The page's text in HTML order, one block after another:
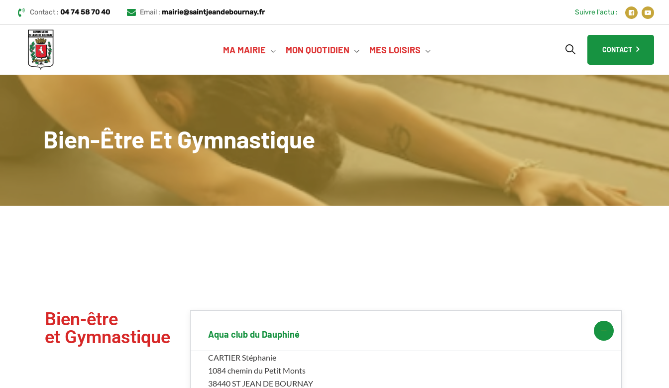
Contact :04 74 58 70 40 Email : mairie@saintjeandebournay.fr Suivre l'actu :
MA MAIRIE MON QUOTIDIEN MES LOISIRS CONTACT
Bien-Être Et Gymnastique
Bien-être
et Gymnastique
Aqua club du Dauphiné
CARTIER Stéphanie
1084 chemin du Petit Monts
38440 ST JEAN DE BOURNAY